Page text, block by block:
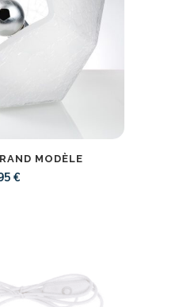
MODÈLE
€